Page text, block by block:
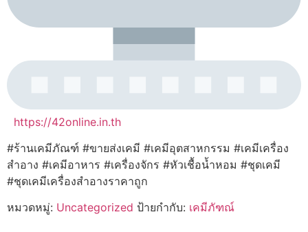
https://42online.in.th
#ร้านเคมีภัณฑ์ #ขายส่งเคมี #เคมีอุตสาหกรรม #เคมีเครื่อง
สำอาง #เคมีอาหาร #เครื่องจักร #หัวเชื้อน้ำหอม #ชุดเคมี
#ชุดเคมีเครื่องสำอางราคาถูก
หมวดหมู่: Uncategorized ป้ายกำกับ: เคมีภัฑณ์